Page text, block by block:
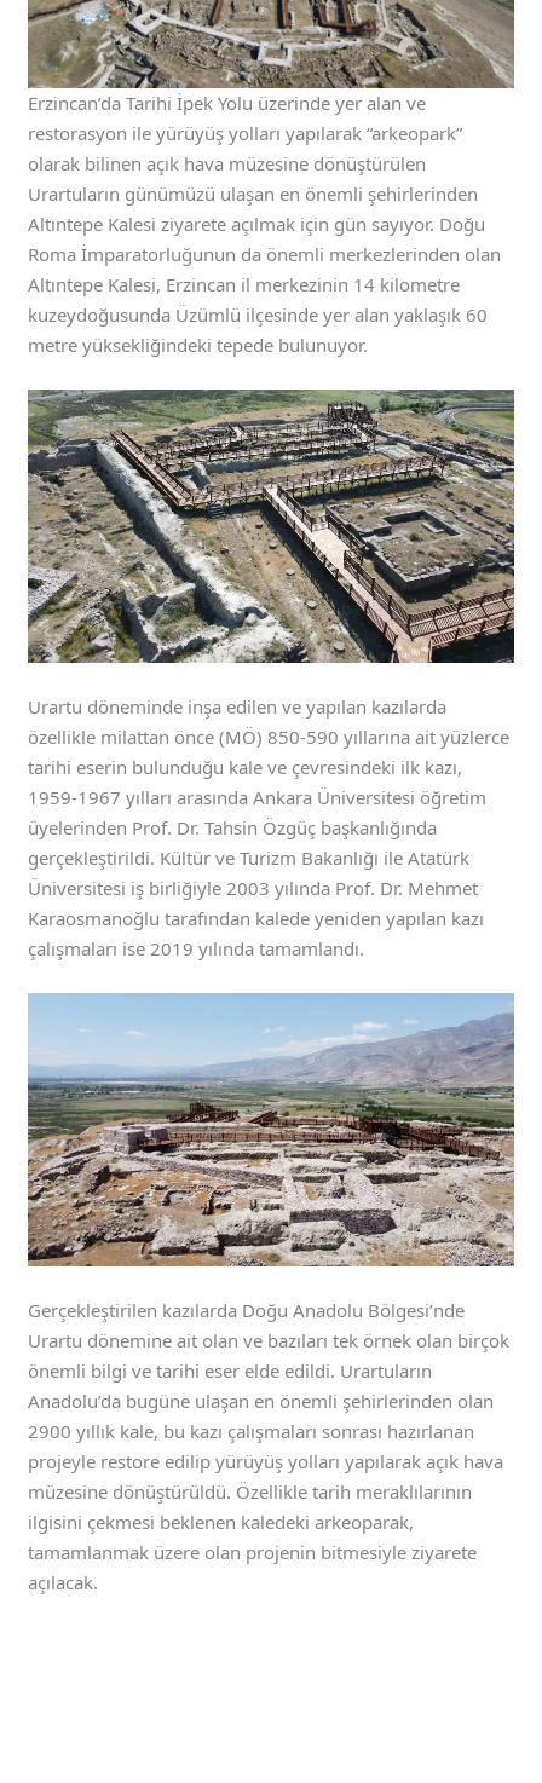
Erzincan’da Tarihi İpek Yolu üzerinde yer alan ve
restorasyon ile yürüyüş yolları yapılarak “arkeopark”
olarak bilinen açık hava müzesine dönüştürülen
Urartuların günümüzü ulaşan en önemli şehirlerinden
Altıntepe Kalesi ziyarete açılmak için gün sayıyor. Doğu
Roma İmparatorluğunun da önemli merkezlerinden olan
Altıntepe Kalesi, Erzincan il merkezinin 14 kilometre
kuzeydoğusunda Üzümlü ilçesinde yer alan yaklaşık 60
metre yüksekliğindeki tepede bulunuyor.
Urartu döneminde inşa edilen ve yapılan kazılarda
özellikle milattan önce (MÖ) 850-590 yıllarına ait yüzlerce
tarihi eserin bulunduğu kale ve çevresindeki ilk kazı,
1959-1967 yılları arasında Ankara Üniversitesi öğretim
üyelerinden Prof. Dr. Tahsin Özgüç başkanlığında
gerçekleştirildi. Kültür ve Turizm Bakanlığı ile Atatürk
Üniversitesi iş birliğiyle 2003 yılında Prof. Dr. Mehmet
Karaosmanoğlu tarafından kalede yeniden yapılan kazı
çalışmaları ise 2019 yılında tamamlandı.
Gerçekleştirilen kazılarda Doğu Anadolu Bölgesi’nde
Urartu dönemine ait olan ve bazıları tek örnek olan birçok
önemli bilgi ve tarihi eser elde edildi. Urartuların
Anadolu’da bugüne ulaşan en önemli şehirlerinden olan
2900 yıllık kale, bu kazı çalışmaları sonrası hazırlanan
projeyle restore edilip yürüyüş yolları yapılarak açık hava
müzesine dönüştürüldü. Özellikle tarih meraklılarının
ilgisini çekmesi beklenen kaledeki arkeoparak,
tamamlanmak üzere olan projenin bitmesiyle ziyarete
açılacak.